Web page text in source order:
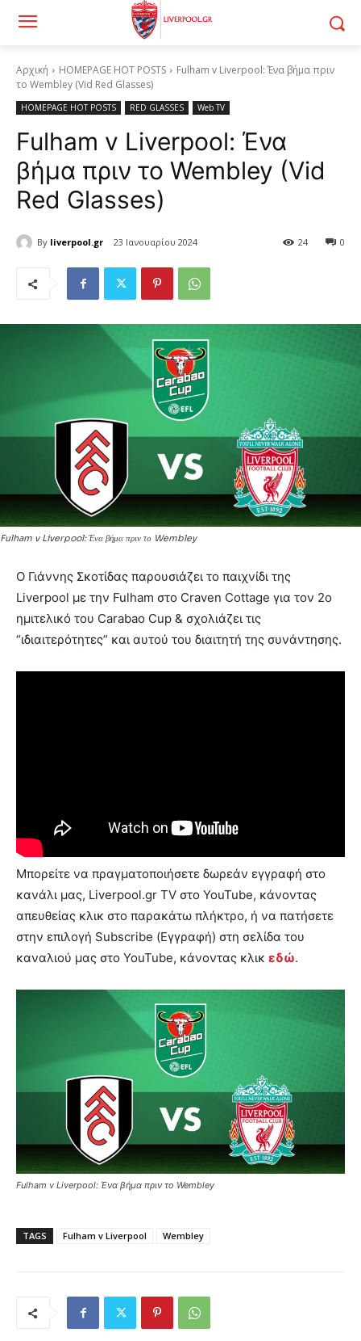
Αρχική HOMEPAGE HOT POSTS
Fulham v Liverpool: Ένα βήμα πριν
το Wembley (Vid Red Glasses)
HOMEPAGE HOT POSTS RED GLASSES Web TV
Fulham v Liverpool: Ένα
βήμα πριν το Wembley (Vid
Red Glasses)
By liverpool.gr 23 Ιανουαρίου 2024 0
24
Fulham v Liverpool: Ένα βήμα πριν το Wembley
Ο Γιάννης Σκοτίδας παρουσιάζει το παιχνίδι της
Liverpool με την Fulham στο Craven Cottage για τον 2o
ημιτελικό του Carabao Cup & σχολιάζει τις
“ιδιαιτερότητες” και αυτού του διαιτητή της συνάντησης.
Μπορείτε να πραγματοποιήσετε δωρεάν εγγραφή στο
κανάλι μας, Liverpool.gr TV στο YouTube, κάνοντας
απευθείας κλικ στο παρακάτω πλήκτρο, ή να πατήσετε
στην επιλογή Subscribe (Εγγραφή) στη σελίδα του
καναλιού μας στο YouTube, κάνοντας κλικ εδώ.
Fulham v Liverpool: Ένα βήμα πριν το Wembley
TAGS Fulham v Liverpool Wembley